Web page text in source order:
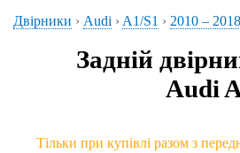
Двірники › Audi › A1/S1 › 2010 – 2018
Задній
Audi
Тільки при купівлі разом з